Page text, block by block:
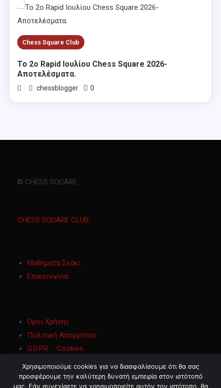
Chess Square Club
Το 2ο Rapid Ιουλίου Chess Square 2026-
Αποτελέσματα.
chessblogger 0
© CHESS SQUARE
CHESS SQUARE CLUB
Μαθήματα Σκάκι
Επικοινωνία
Όροι Χρήσης
Πολιτική Απορρήτου
G.D.P.R. - Cookies
Χρησιμοποιούμε cookies για να διασφαλίσουμε ότι θα σας
προσφέρουμε την καλύτερη δυνατή εμπειρία στον ιστότοπό
μας. Εάν συνεχίσετε να χρησιμοποιείτε αυτόν τον ιστότοπο, θα